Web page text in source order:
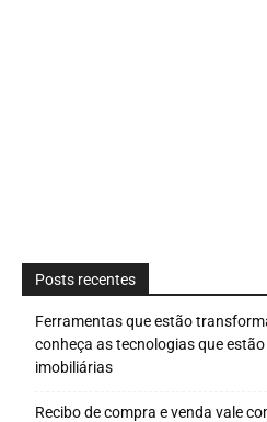
Posts recentes
Ferramentas que estão
conheça as tecnologias que
imobiliárias
Recibo de compra e venda vale